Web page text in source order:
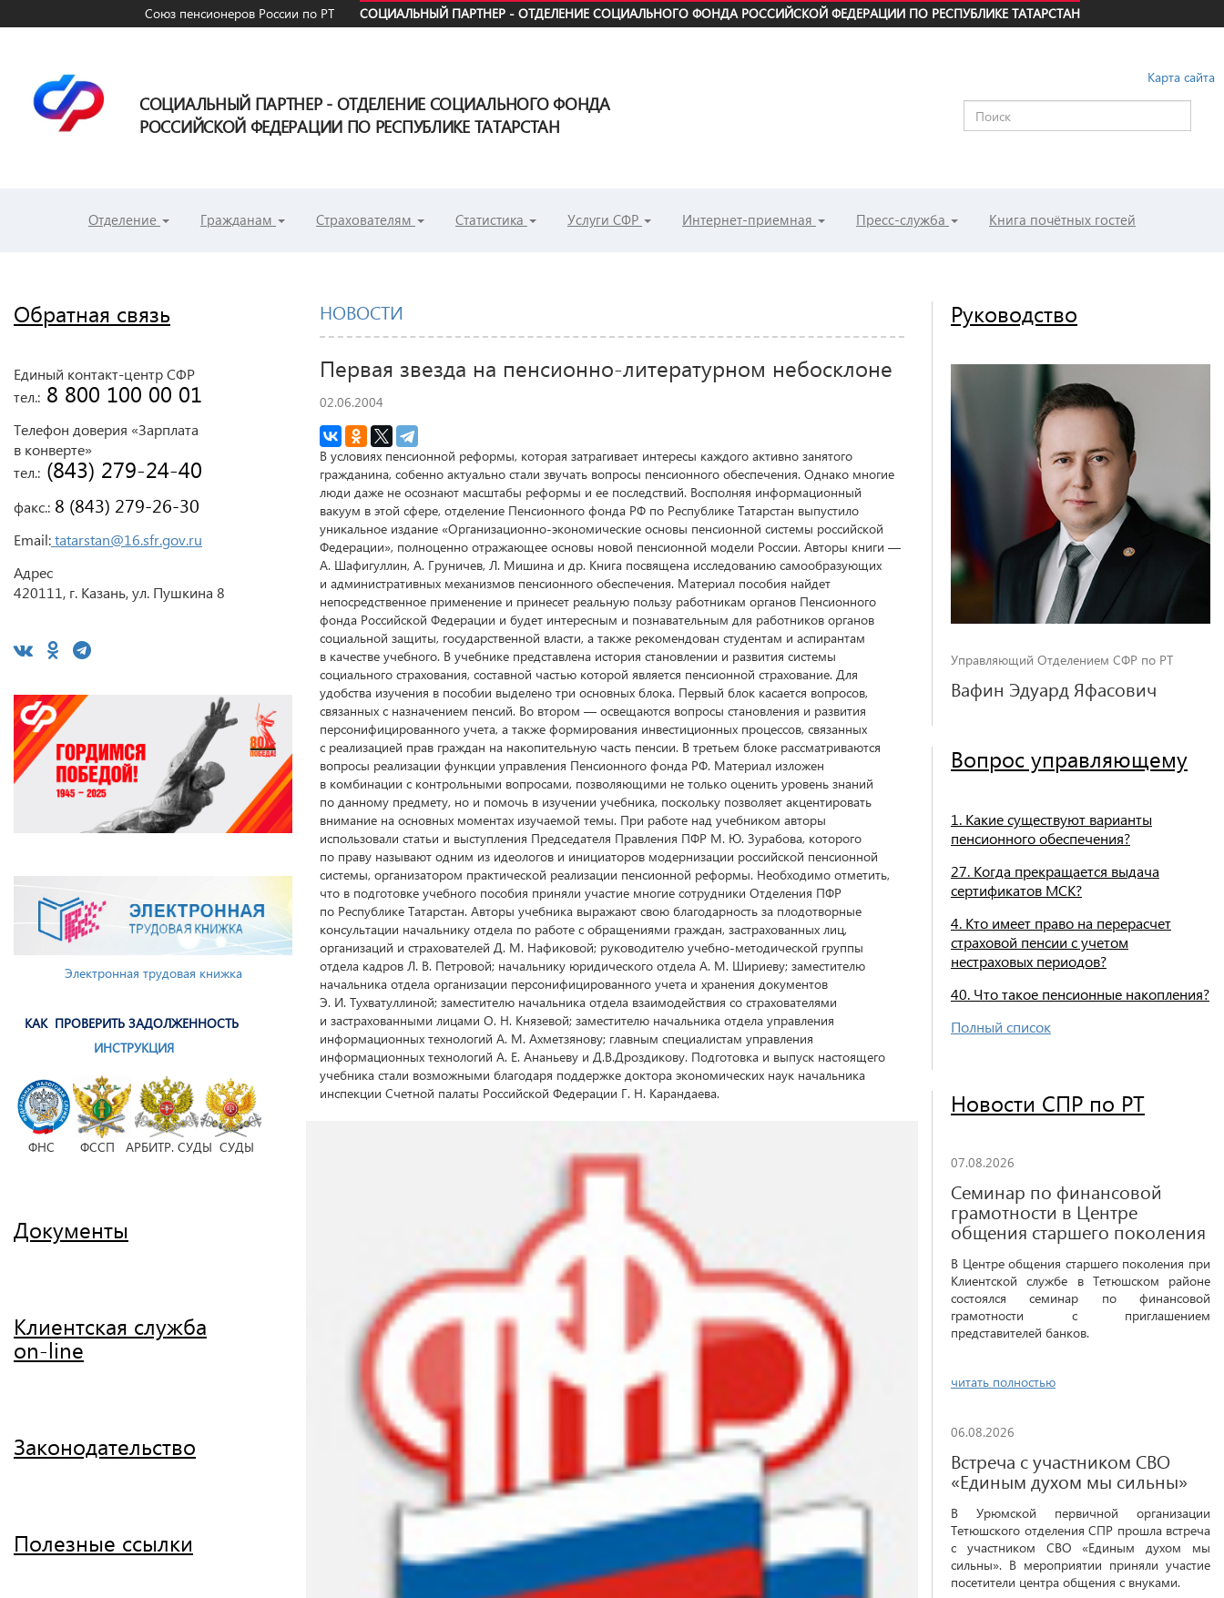
Союз пенсионеров России по РТ СОЦИАЛЬНЫЙ ПАРТНЕР - ОТДЕЛЕНИЕ СОЦИАЛЬНОГО ФОНДА РОССИЙСКОЙ ФЕДЕРАЦИИ ПО РЕСПУБЛИКЕ ТАТАРСТАН
СОЦИАЛЬНЫЙ ПАРТНЕР - ОТДЕЛЕНИЕ СОЦИАЛЬНОГО ФОНДА
РОССИЙСКОЙ ФЕДЕРАЦИИ ПО РЕСПУБЛИКЕ ТАТАРСТАН
Карта сайта
Отделение Гражданам Страхователям Статистика Услуги СФР Интернет-приемная Пресс-служба Книга почётных гостей
НОВОСТИ
Первая звезда на пенсионно-литературном небосклоне
02.06.2004
В условиях пенсионной реформы, которая затрагивает интересы каждого активно занятого
гражданина, собенно актуально стали звучать вопросы пенсионного обеспечения. Однако многие
люди даже не осознают масштабы реформы и ее последствий. Восполняя информационный
вакуум в этой сфере, отделение Пенсионного фонда РФ по Республике Татарстан выпустило
уникальное издание «Организационно-экономические основы пенсионной системы российской
Федерации», полноценно отражающее основы новой пенсионной модели России. Авторы книги —
А. Шафигуллин, А. Груничев, Л. Мишина и др. Книга посвящена исследованию самообразующих
и административных механизмов пенсионного обеспечения. Материал пособия найдет
непосредственное применение и принесет реальную пользу работникам органов Пенсионного
фонда Российской Федерации и будет интересным и познавательным для работников органов
социальной защиты, государственной власти, а также рекомендован студентам и аспирантам
в качестве учебного. В учебнике представлена история становлении и развития системы
социального страхования, составной частью которой является пенсионной страхование. Для
удобства изучения в пособии выделено три основных блока. Первый блок касается вопросов,
связанных с назначением пенсий. Во втором — освещаются вопросы становления и развития
персонифицированного учета, а также формирования инвестиционных процессов, связанных
с реализацией прав граждан на накопительную часть пенсии. В третьем блоке рассматриваются
вопросы реализации функции управления Пенсионного фонда РФ. Материал изложен
в комбинации с контрольными вопросами, позволяющими не только оценить уровень знаний
по данному предмету, но и помочь в изучении учебника, поскольку позволяет акцентировать
внимание на основных моментах изучаемой темы. При работе над учебником авторы
использовали статьи и выступления Председателя Правления ПФР М. Ю. Зурабова, которого
по праву называют одним из идеологов и инициаторов модернизации российской пенсионной
системы, организатором практической реализации пенсионной реформы. Необходимо отметить,
что в подготовке учебного пособия приняли участие многие сотрудники Отделения ПФР
по Республике Татарстан. Авторы учебника выражают свою благодарность за плодотворные
консультации начальнику отдела по работе с обращениями граждан, застрахованных лиц,
организаций и страхователей Д. М. Нафиковой; руководителю учебно-методической группы
отдела кадров Л. В. Петровой; начальнику юридического отдела А. М. Шириеву; заместителю
начальника отдела организации персонифицированного учета и хранения документов
Э. И. Тухватуллиной; заместителю начальника отдела взаимодействия со страхователями
и застрахованными лицами О. Н. Князевой; заместителю начальника отдела управления
информационных технологий А. М. Ахметзянову; главным специалистам управления
информационных технологий А. Е. Ананьеву и Д.В.Дроздикову. Подготовка и выпуск настоящего
учебника стали возможными благодаря поддержке доктора экономических наук начальника
инспекции Счетной палаты Российской Федерации Г. Н. Карандаева.
Обратная связь
Единый контакт-центр СФР
тел.: 8 800 100 00 01
Телефон доверия «Зарплата
в конверте»
тел.: (843) 279-24-40
факс.: 8 (843) 279-26-30
Email:tatarstan@16.sfr.gov.ru
Адрес
420111, г. Казань, ул. Пушкина 8
Электронная трудовая книжка
КАК ПРОВЕРИТЬ ЗАДОЛЖЕННОСТЬ
ИНСТРУКЦИЯ
ФНС ФССП АРБИТР. СУДЫ СУДЫ
Документы
Клиентская служба
on-line
Законодательство
Полезные ссылки
Руководство
Управляющий Отделением СФР по РТ
Вафин Эдуард Яфасович
Вопрос управляющему
1. Какие существуют варианты
пенсионного обеспечения?
27. Когда прекращается выдача
сертификатов МСК?
4. Кто имеет право на перерасчет
страховой пенсии с учетом
нестраховых периодов?
40. Что такое пенсионные накопления?
Полный список
Новости СПР по РТ
07.08.2026
Семинар по финансовой
грамотности в Центре
общения старшего поколения
В Центре общения старшего поколения при
Клиентской службе в Тетюшском районе
состоялся семинар по финансовой
грамотности с приглашением
представителей банков.
читать полностью
06.08.2026
Встреча с участником СВО
«Единым духом мы сильны»
В Урюмской первичной организации
Тетюшского отделения СПР прошла встреча
с участником СВО «Единым духом мы
сильны». В мероприятии приняли участие
посетители центра общения с внуками.